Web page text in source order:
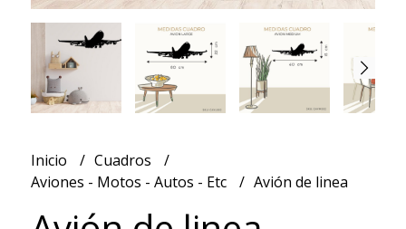
Inicio
Cuadros
Aviones - Motos - Autos - Etc
Avión de linea